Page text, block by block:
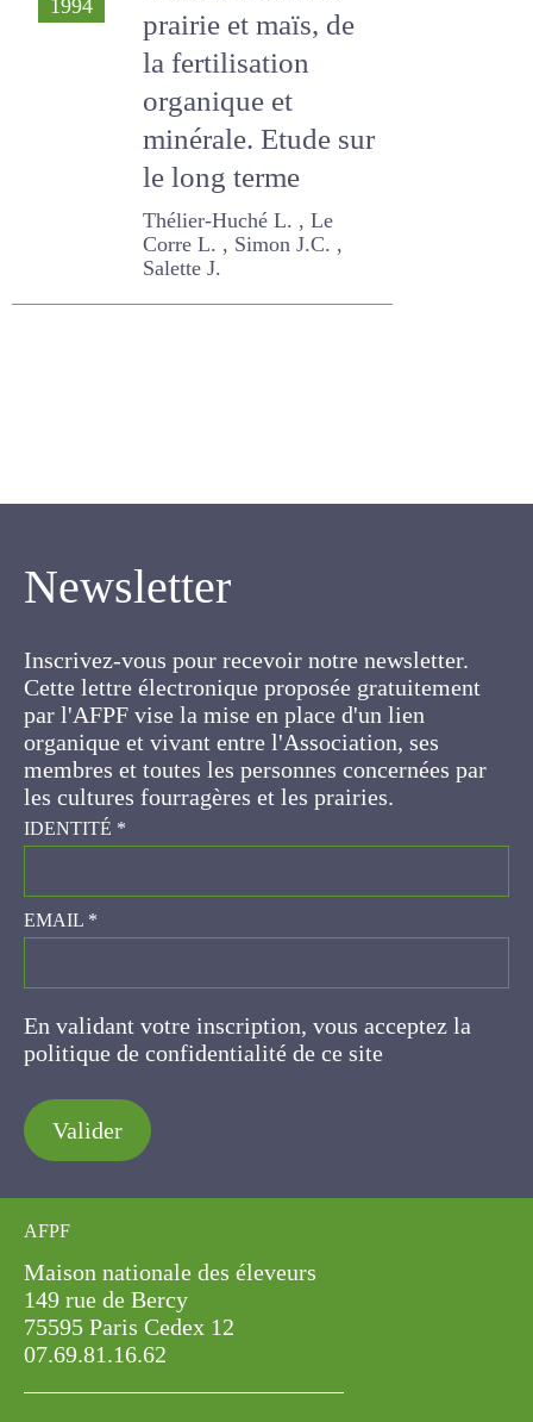
#138
Valorisation, sur
prairie et maïs, de
la fertilisation
organique et
minérale. Etude sur
le long terme
Thélier-Huché L. , Le Corre
L. , Simon J.C. , Salette J.
Newsletter
Cette lettre électronique proposée
gratuitement par l'AFPF vise la mise en place
d'un lien organique et vivant entre l'Association,
ses membres et toutes les personnes
concernées par les cultures fourragères et les
prairies.
IDENTITÉ*
EMAIL*
En validant votre inscription, vous acceptez la
politique de confidentialité de ce site
Valider
AFPF
Maison nationale des éleveurs
149 rue de Bercy
75595 Paris Cedex 12
07.69.81.16.62